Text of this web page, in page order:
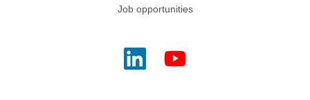
Job opportunities